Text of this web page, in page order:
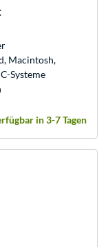
Macintosh,
Systeme
in 3-7 Tagen